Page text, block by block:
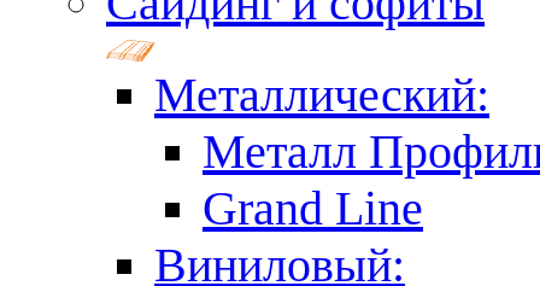
Металлический:
Металл
Grand Line
Виниловый: